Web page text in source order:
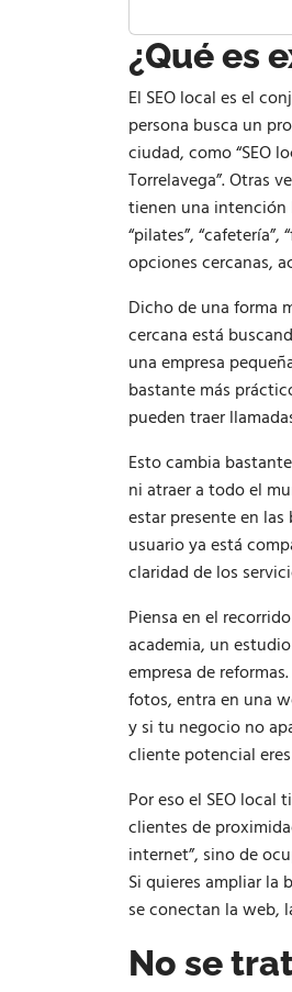
¿Qué es
El SEO local es el
persona busca un
ciudad, como “SEO
Torrelavega”. Otras
tienen una intención
“pilates”,
opciones cercanas,
Dicho de una forma
cercana está
una empresa
bastante más
pueden traer
Esto cambia
ni atraer a todo el
estar presente en
usuario ya está
claridad de los
Piensa en el
academia, un
empresa de
fotos, entra en una
y si tu negocio no
cliente potencial
Por eso el SEO
clientes de
internet”, sino de
Si quieres ampliar la
se conectan la web,
No se